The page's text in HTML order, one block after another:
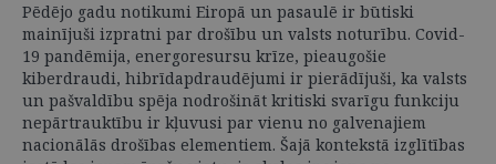
Pēdējo gadu notikumi Eiropā un pasaulē ir būtiski
mainījuši izpratni par drošību un valsts noturību. Covid-
19 pandēmija, energoresursu krīze, pieaugošie
kiberdraudi, hibrīdapdraudējumi ir pierādījuši, ka valsts
un pašvaldību spēja nodrošināt kritiski svarīgu funkciju
nepārtrauktību ir kļuvusi par vienu no galvenajiem
nacionālās drošības elementiem. Šajā kontekstā izglītības